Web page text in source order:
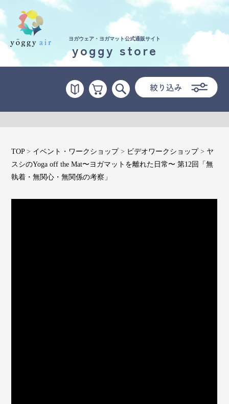
受講の流れ
料金について
インストラクター一覧
yoggy store
ヨガウェア・ヨガマット公式通販サイト
yoggy store
TOP> イベント・ワークショップ> ビデオワークショップ> ヤ
スシのYoga off the Mat〜ヨガマットを離れた日常〜 第12回「無
執着・無関心・無関係の考察」